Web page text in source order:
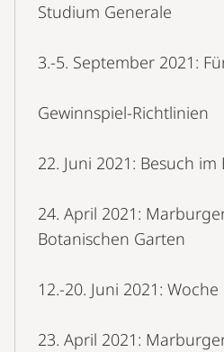
Studium Generale
3.-5. September 2021:
Gewinnspiel-Richtlinien
22. Juni 2021: Besuch
24. April 2021:
Botanischen Garten
12.-20. Juni 2021:
23. April 2021: